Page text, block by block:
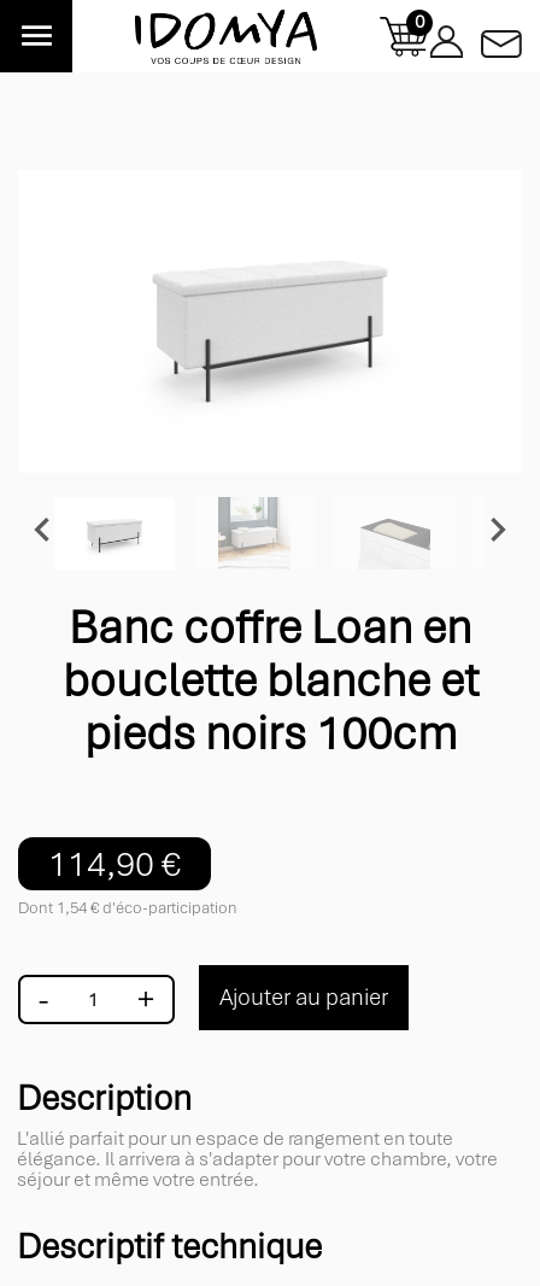
 0
 
Banc coffre Loan en
bouclette blanche et
pieds noirs 100cm
114,90 €
Dont 1,54 € d'éco-participation
- + Ajouter au panier
Description
L'allié parfait pour un espace de rangement en toute
élégance. Il arrivera à s'adapter pour votre chambre, votre
séjour et même votre entrée.
Descriptif technique